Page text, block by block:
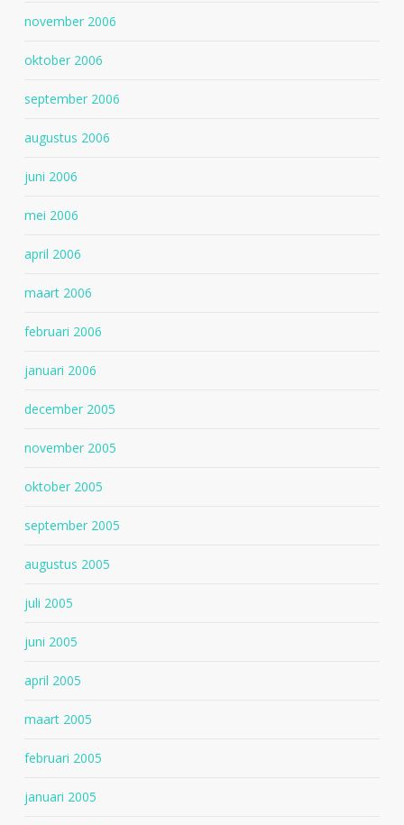
november 2006
oktober 2006
september 2006
augustus 2006
juni 2006
mei 2006
april 2006
maart 2006
februari 2006
januari 2006
december 2005
november 2005
oktober 2005
september 2005
augustus 2005
juli 2005
juni 2005
april 2005
maart 2005
februari 2005
januari 2005